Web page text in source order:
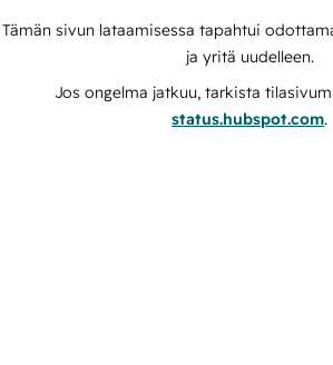
Tämän sivun lataamisessa tapahtui
ja yritä uudelleen.
Jos ongelma jatkuu, tarkista
status.hubspot.com.